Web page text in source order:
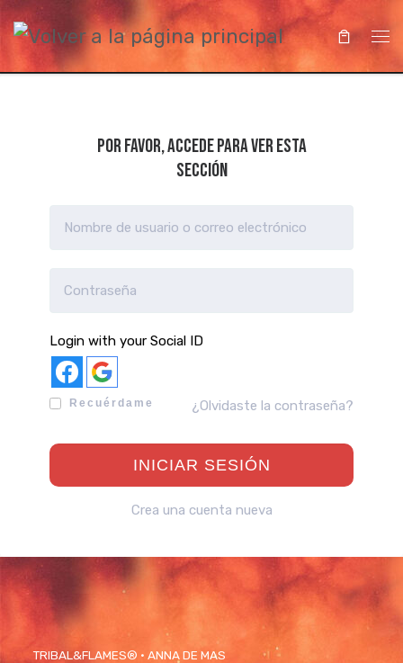
Saltar al contenido
Por favor, accede para ver esta
sección
Login with your Social ID
Recuérdame ¿Olvidaste la contraseña?
Crea una cuenta nueva
TRIBAL&FLAMES® · ANNA DE MAS